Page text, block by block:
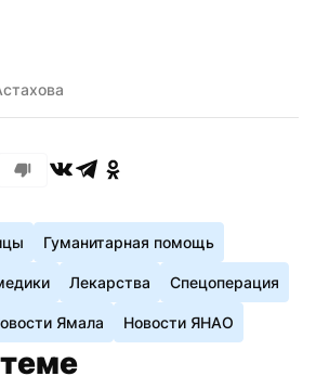
Гуманитарная помощь
Лекарства Спецоперация
Ямала Новости ЯНАО